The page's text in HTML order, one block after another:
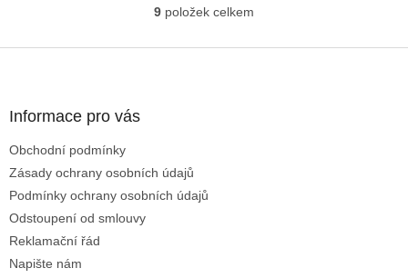
O
l
v
9 položek celkem
Informace pro vás
Obchodní podmínky
Zásady ochrany osobních údajů
Podmínky ochrany osobních údajů
Odstoupení od smlouvy
Reklamační řád
Napište nám